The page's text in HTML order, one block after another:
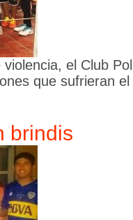
el Club
que sufrieran
brindis